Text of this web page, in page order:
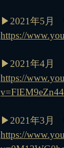
▶︎2021年5月
https://
▶︎2021年4月
https://
▶︎2021年3月
https://